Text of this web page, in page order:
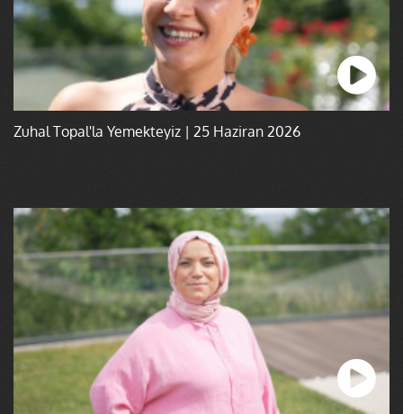
Zuhal Topal'la Yemekteyiz | 25 Haziran 2026